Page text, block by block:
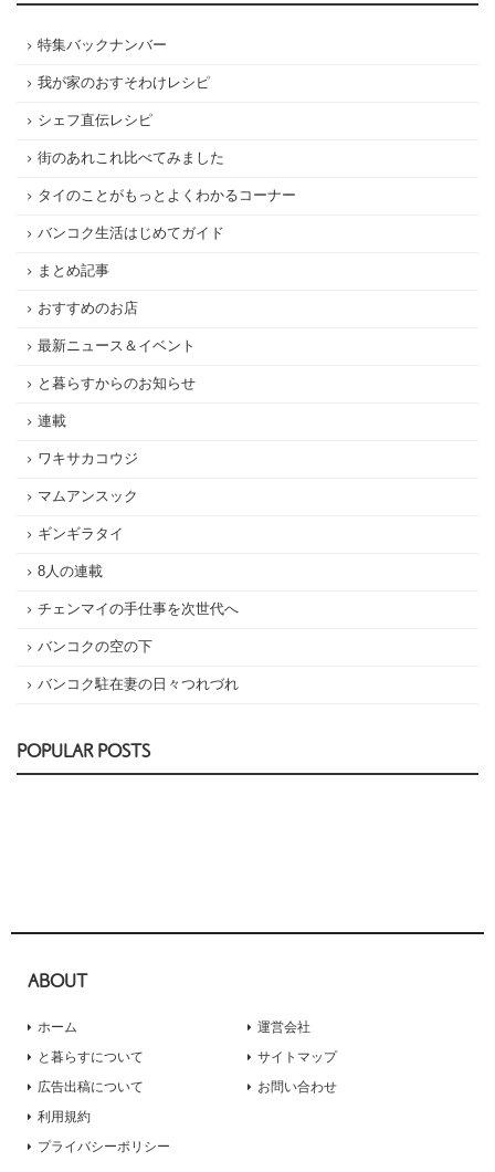
特集バックナンバー
我が家のおすそわけレシピ
シェフ直伝レシピ
街のあれこれ比べてみました
タイのことがもっとよくわかるコーナー
バンコク生活はじめてガイド
まとめ記事
おすすめのお店
最新ニュース＆イベント
と暮らすからのお知らせ
連載
ワキサカコウジ
マムアンスック
ギンギラタイ
8人の連載
チェンマイの手仕事を次世代へ
バンコクの空の下
バンコク駐在妻の日々つれづれ
POPULAR POSTS
ABOUT
ホーム
と暮らすについて
広告出稿について
運営会社
サイトマップ
お問い合わせ
利用規約
プライバシーポリシー